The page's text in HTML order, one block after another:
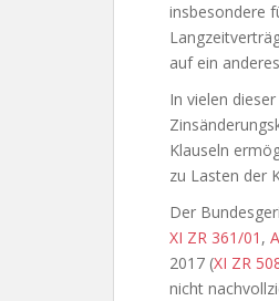
insbesondere
auf ein
In vielen
Klauseln
zu Lasten der
Der
XI ZR 361/01 ,
2017 (XI ZR
nicht